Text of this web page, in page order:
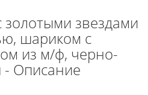
золотыми звездами
шариком с
из м/ф, черно-
- Описание